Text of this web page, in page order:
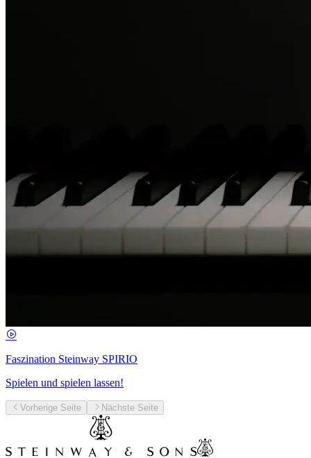
Faszination Steinway SPIRIO
Spielen und spielen lassen!
Vorherige Seite Nächste Seite